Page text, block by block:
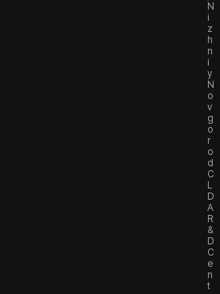
N
i
z
h
n
i
y
N
o
v
g
o
r
o
d
C
L
D
A
R
&
D
C
e
n
t